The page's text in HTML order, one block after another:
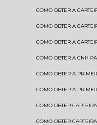
COMO OBTER A
COMO OBTER A
COMO OBTER A
COMO OBTER A CNH
COMO OBTER A
COMO OBTER A
COMO OBTER
COMO OBTER